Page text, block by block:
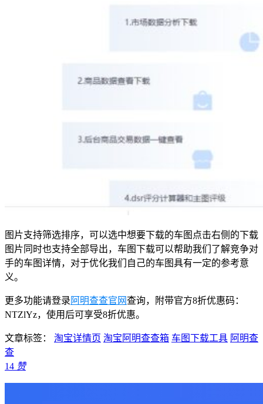
图片支持筛选排序，可以选中想要下载的车图点击右侧的下载
图片同时也支持全部导出，车图下载可以帮助我们了解竞争对
手的车图详情，对于优化我们自己的车图具有一定的参考意
义。
更多功能请登录 阿明查查官网查询，附带官方8折优惠码：
NTZlYz，使用后可享受8折优惠。
文章标签： 淘宝详情页 淘宝阿明查查箱 车图下载工具 阿明查
查
14 赞